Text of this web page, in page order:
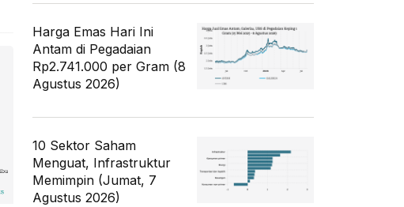
Harga Emas Hari Ini
Antam di Pegadaian
Rp2.741.000 per Gram (8
Agustus 2026)
10 Sektor Saham
Menguat, Infrastruktur
Memimpin (Jumat, 7
Agustus 2026)